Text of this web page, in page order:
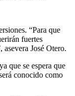
“Para que
fuertes
asevera José Otero.
que se espera que
conocido como